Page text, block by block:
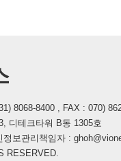
8068-8400 , FAX : 070)
디테크타워 B동 1305호
보관리책임자 :
RESERVED.